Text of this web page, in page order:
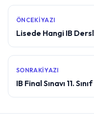
ÖNCEKI YAZI
Lisede Hangi IB
SONRAKI YAZI
IB Final Sınavı 11.